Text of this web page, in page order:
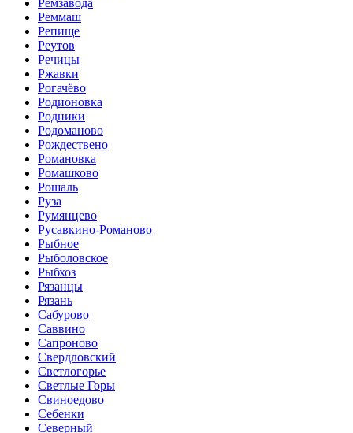
Реммаш
Репище
Реутов
Речицы
Ржавки
Рогачёво
Родионовка
Родники
Родоманово
Рождествено
Романовка
Ромашково
Рошаль
Руза
Румянцево
Русавкино-Романово
Рыбное
Рыболовское
Рыбхоз
Рязанцы
Рязань
Сабурово
Саввино
Сапроново
Свердловский
Светлогорье
Светлые Горы
Свиноедово
Себенки
Северный